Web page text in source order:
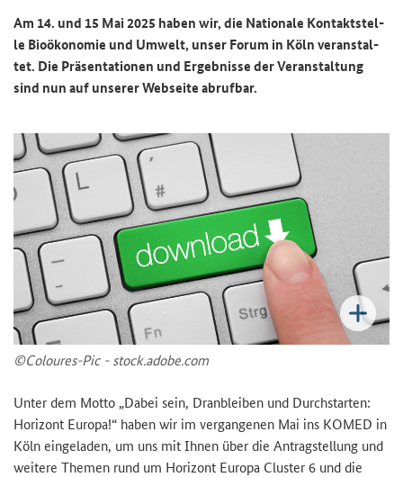
Am 14. und 15 Mai 2025 haben wir, die Na­tio­na­le Kon­takt­stel­
le Bio­öko­no­mie und Um­welt, unser Forum in Köln ver­an­stal­
tet. Die Prä­sen­ta­tio­nen und Er­geb­nis­se der Ver­an­stal­tung
sind nun auf un­se­rer Web­sei­te ab­ruf­bar.
©Coloures-​Pic - stock.adobe.com
Unter dem Motto „Dabei sein, Dran­blei­ben und Durch­star­ten:
Ho­ri­zont Eu­ro­pa!“ haben wir im ver­gan­ge­nen Mai ins KOMED in
Köln ein­ge­la­den, um uns mit Ihnen über die An­trag­stel­lung und
wei­te­re The­men rund um Ho­ri­zont Eu­ro­pa Clus­ter 6 und die